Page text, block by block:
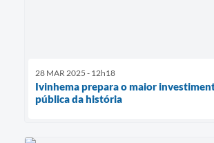
28 MAR 2025 - 12h18
Ivinhema prepara o maior
pública da história